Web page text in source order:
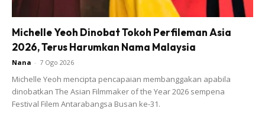
siram..
Michelle Yeoh Dinobat Tokoh Perfileman Asia
2026, Terus Harumkan Nama Malaysia
Nana - 7 Ogo 2026
Michelle Yeoh mencipta pencapaian membanggakan apabila
dinobatkan The Asian Filmmaker of the Year 2026 sempena
Festival Filem Antarabangsa Busan ke-31.